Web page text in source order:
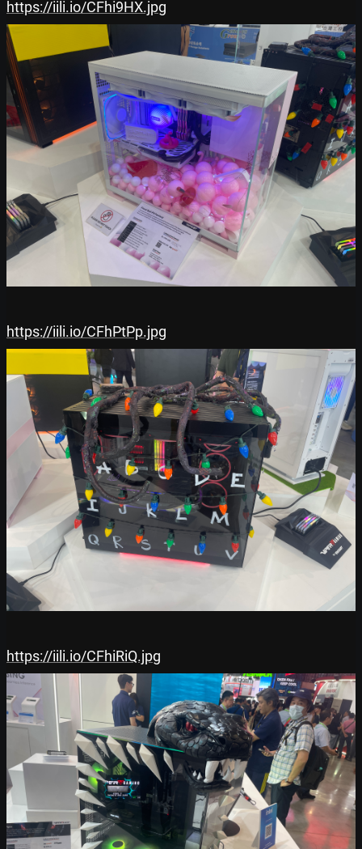
https://iili.io/CFhi9HX.jpg
https://iili.io/CFhPtPp.jpg
https://iili.io/CFhiRiQ.jpg